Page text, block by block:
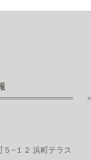
−１２ 浜町テラス